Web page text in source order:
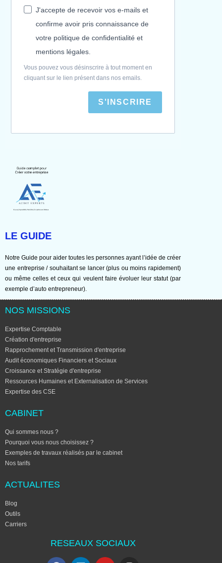
J'accepte de recevoir vos e-mails et
confirme avoir pris connaissance de
votre politique de confidentialité et
mentions légales.
Vous pouvez vous désinscrire à tout moment en
cliquant sur le lien présent dans nos emails.
S'INSCRIRE
LE GUIDE
Notre Guide pour aider toutes les personnes ayant l’idée de créer
une entreprise / souhaitant se lancer (plus ou moins rapidement)
ou même celles et ceux qui veulent faire évoluer leur statut (par
exemple d’auto entrepreneur).
NOS MISSIONS
Expertise Comptable
Création d'entreprise
Rapprochement et Transmission d'entreprise
Audit économiques Financiers et Sociaux
Croissance et Stratégie d'entreprise
Ressources Humaines et Externalisation de Services
Expertise des CSE
CABINET
Qui sommes nous ?
Pourquoi vous nous choisissez ?
Exemples de travaux réalisés par le cabinet
Nos tarifs
ACTUALITES
Blog
Outils
Carriers
RESEAUX SOCIAUX